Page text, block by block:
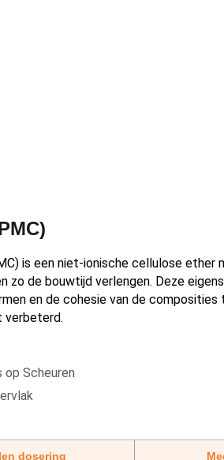
is een niet-ionische cellulose
de bouwtijd verlengen. Deze
en de cohesie van de
verbeterd.
op Scheuren
dosering